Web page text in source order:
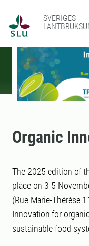
SVERIGES
Organic
The 2025 edition of
place on 3-5
(Rue Marie-Thérèse
Innovation for
sustainable food